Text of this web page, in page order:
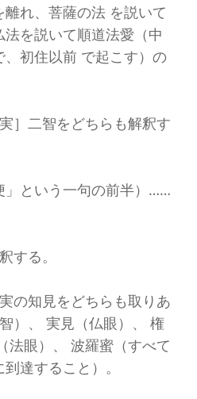
れ、菩薩の法 を説いて
を説いて順道法愛（中
初住以前 で起こす）の
］二智をどちらも解釈す
」という一句の前半）……
する。
の知見をどちらも取りあ
）、 実見（仏眼）、 権
法眼）、 波羅蜜（すべて
達すること）。